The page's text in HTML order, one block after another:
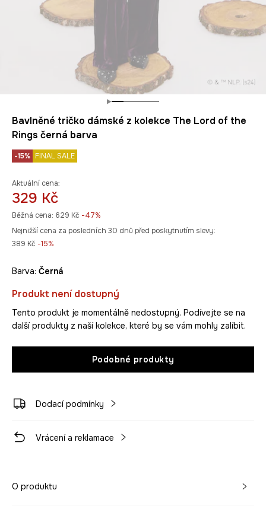
Bavlněné tričko dámské z kolekce The Lord of the
Rings černá barva
-15% FINAL SALE
Aktuální cena:
329 Kč
Běžná cena: 629 Kč -47%
Nejnižší cena za posledních 30 dnů před poskytnutím slevy:
389 Kč -15%
Barva: černá
Produkt není dostupný
Tento produkt je momentálně nedostupný. Podívejte se na
další produkty z naší kolekce, které by se vám mohly zalíbit.
Podobné produkty
Dodací podmínky
Vrácení a reklamace
O produktu